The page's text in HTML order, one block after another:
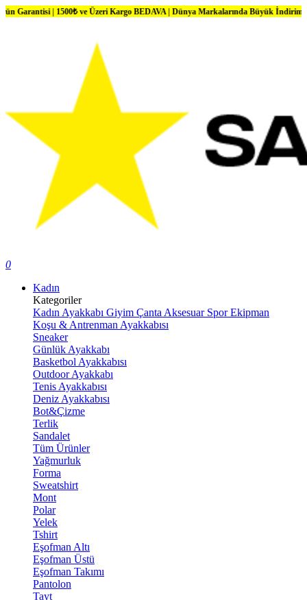
| 1500₺ ve Üzeri Kargo BEDAVA | Dünya Markalarında Büyük İndirimler
0
Kadın
Kategoriler
Kadın Ayakkabı Giyim Çanta Aksesuar Spor Ekipman
Koşu & Antrenman Ayakkabısı
Sneaker
Günlük Ayakkabı
Basketbol Ayakkabısı
Outdoor Ayakkabı
Tenis Ayakkabısı
Deniz Ayakkabısı
Bot&Çizme
Terlik
Sandalet
Tüm Ürünler
Yağmurluk
Forma
Sweatshirt
Mont
Polar
Yelek
Tshirt
Eşofman Altı
Eşofman Üstü
Eşofman Takımı
Pantolon
Tayt